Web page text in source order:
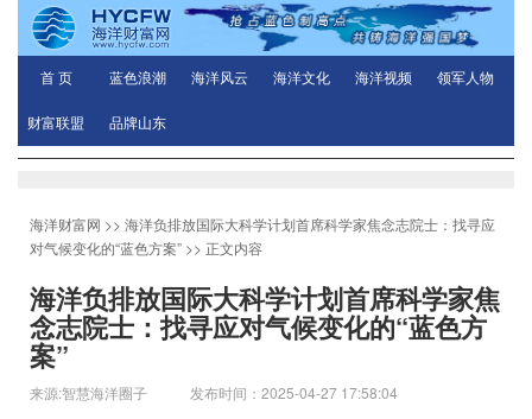
首 页 蓝色浪潮 海洋风云 海洋文化 海洋视频 领军人物
财富联盟 品牌山东
海洋财富网 >> 海洋负排放国际大科学计划首席科学家焦念志院士：找寻应
对气候变化的“蓝色方案” >> 正文内容
海洋负排放国际大科学计划首席科学家焦
念志院士：找寻应对气候变化的“蓝色方
案”
来源:智慧海洋圈子 发布时间：2025-04-27 17:58:04